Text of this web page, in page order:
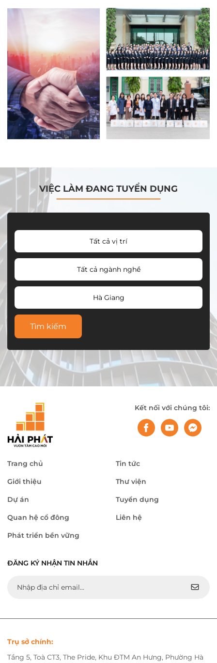
VIỆC LÀM ĐANG TUYỂN DỤNG
Tất cả vị trí
Tất cả ngành nghề
Hà Giang
Tìm kiếm
Kết nối với chúng tôi:
Trang chủ
Giới thiệu
Dự án
Quan hệ cổ đông
Phát triển bền vững
Tin tức
Thư viện
Tuyển dụng
Liên hệ
ĐĂNG KÝ NHẬN TIN NHẮN
Trụ sở chính:
Tầng 5, Toà CT3, The Pride, Khu ĐTM An Hưng, Phường Hà